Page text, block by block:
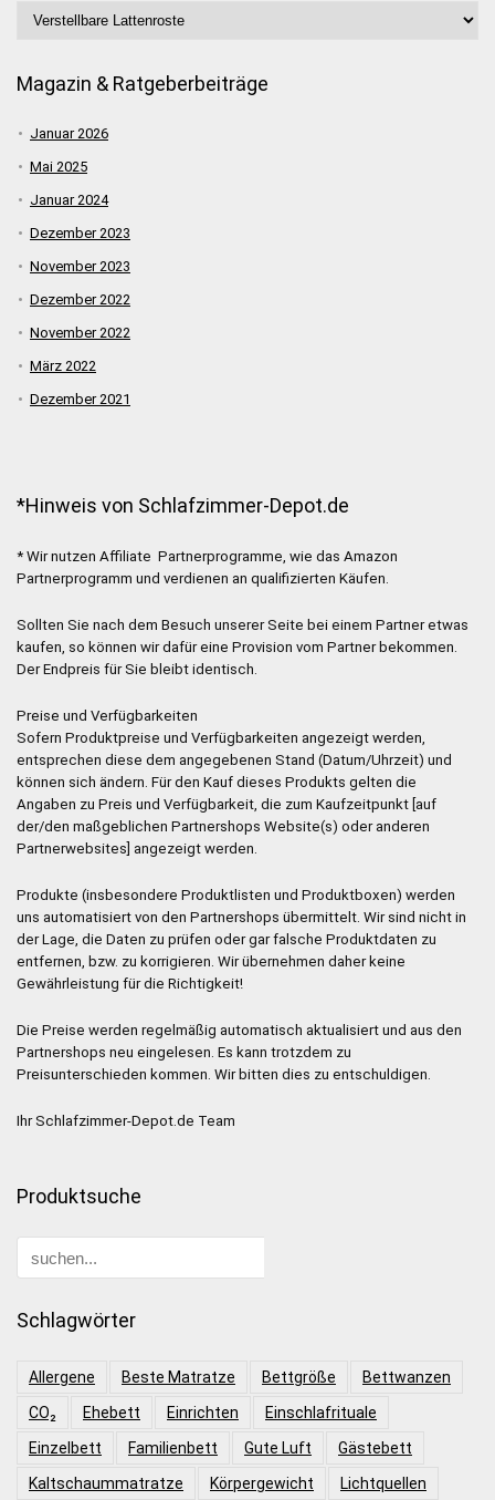
Magazin & Ratgeberbeiträge
Januar 2026
Mai 2025
Januar 2024
Dezember 2023
November 2023
Dezember 2022
November 2022
März 2022
Dezember 2021
*Hinweis von Schlafzimmer-Depot.de
* Wir nutzen Affiliate Partnerprogramme, wie das Amazon
Partnerprogramm und verdienen an qualifizierten Käufen.
Sollten Sie nach dem Besuch unserer Seite bei einem Partner etwas
kaufen, so können wir dafür eine Provision vom Partner bekommen.
Der Endpreis für Sie bleibt identisch.
Preise und Verfügbarkeiten
Sofern Produktpreise und Verfügbarkeiten angezeigt werden,
entsprechen diese dem angegebenen Stand (Datum/Uhrzeit) und
können sich ändern. Für den Kauf dieses Produkts gelten die
Angaben zu Preis und Verfügbarkeit, die zum Kaufzeitpunkt [auf
der/den maßgeblichen Partnershops Website(s) oder anderen
Partnerwebsites] angezeigt werden.
Produkte (insbesondere Produktlisten und Produktboxen) werden
uns automatisiert von den Partnershops übermittelt. Wir sind nicht in
der Lage, die Daten zu prüfen oder gar falsche Produktdaten zu
entfernen, bzw. zu korrigieren. Wir übernehmen daher keine
Gewährleistung für die Richtigkeit!
Die Preise werden regelmäßig automatisch aktualisiert und aus den
Partnershops neu eingelesen. Es kann trotzdem zu
Preisunterschieden kommen. Wir bitten dies zu entschuldigen.
Ihr Schlafzimmer-Depot.de Team
Produktsuche
Schlagwörter
Allergene Beste Matratze Bettgröße
Bettwanzen
CO₂
Ehebett Einrichten
Einschlafrituale
Einzelbett
Familienbett Gute Luft
Gästebett
Kaltschaummatratze
Körpergewicht Lichtquellen